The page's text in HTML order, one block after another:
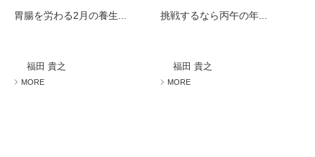
胃腸を労わる2月の養生...
福田 貴之
MORE
挑戦するなら丙午の年...
福田 貴之
MORE